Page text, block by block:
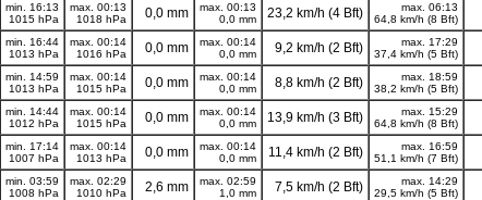
min. 16:13
1015 hPa
max. 00:13
1018 hPa
0,0 mm
max. 00:13
0,0 mm
23,2 km/h (4 Bft)
max. 06:13
64,8 km/h (8 Bft)
min. 16:44
1013 hPa
max. 00:14
1016 hPa
0,0 mm
max. 00:14
0,0 mm
9,2 km/h (2 Bft)
max. 17:29
37,4 km/h (5 Bft)
min. 14:59
1013 hPa
max. 00:14
1015 hPa
0,0 mm
max. 00:14
0,0 mm
8,8 km/h (2 Bft)
max. 18:59
38,2 km/h (5 Bft)
min. 14:44
1012 hPa
max. 00:14
1015 hPa
0,0 mm
max. 00:14
0,0 mm
13,9 km/h (3 Bft)
max. 15:29
64,8 km/h (8 Bft)
min. 17:14
1007 hPa
max. 00:14
1013 hPa
0,0 mm
max. 00:14
0,0 mm
11,4 km/h (2 Bft)
max. 16:59
51,1 km/h (7 Bft)
min. 03:59
1008 hPa
max. 02:29
1010 hPa
2,6 mm
max. 02:59
1,0 mm
7,5 km/h (2 Bft)
max. 14:29
29,5 km/h (5 Bft)